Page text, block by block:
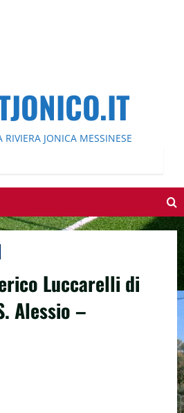
RIVIERA JONICA MESSINESE
Luccarelli di
Alessio –